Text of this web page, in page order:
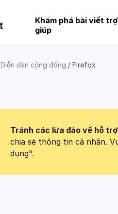
Khám phá bài viết trợ
giúp
Diễn đàn cộng đồng Firefox
Tránh các lừa đảo về hỗ
chia sẻ thông tin cá nhân.
dụng".